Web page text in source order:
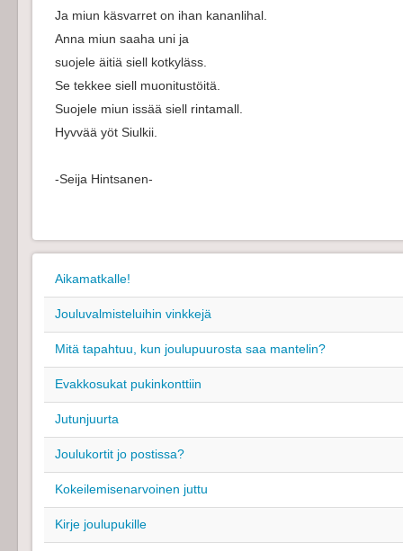
Ja miun käsvarret on ihan kananlihal.
Anna miun saaha uni ja
suojele äitiä siell kotkyläss.
Se tekkee siell muonitustöitä.
Suojele miun issää siell rintamall.
Hyvvää yöt Siulkii.
-Seija Hintsanen-
Aikamatkalle!
Jouluvalmisteluihin vinkkejä
Mitä tapahtuu, kun joulupuurosta saa mantelin?
Evakkosukat pukinkonttiin
Jutunjuurta
Joulukortit jo postissa?
Kokeilemisenarvoinen juttu
Kirje joulupukille